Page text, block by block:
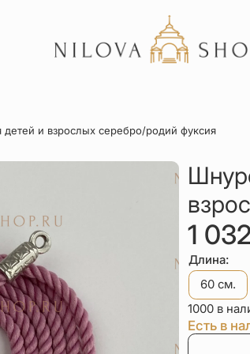
Акции
Статьи
и взрослых серебро/родий фуксия
1 032
Длина:
60 см.
1000 в
Есть в